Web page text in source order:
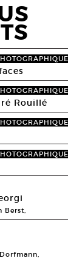
Rouillé
Berst,